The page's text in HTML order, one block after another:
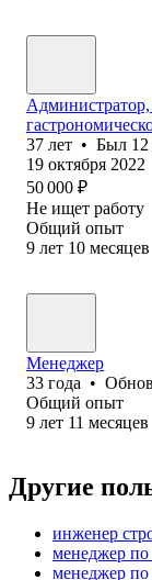
Администратор,
37 лет • Был
19 октября 2022
50 000 ₽
Не ищет работу
Общий опыт
9 лет 10 месяцев
Менеджер
33 года •
Общий опыт
9 лет 11 месяцев
Другие
инженер
менеджер
менеджер по